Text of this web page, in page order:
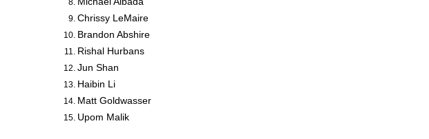
Chrissy LeMaire
Brandon Abshire
Rishal Hurbans
Jun Shan
Haibin Li
Matt Goldwasser
Upom Malik